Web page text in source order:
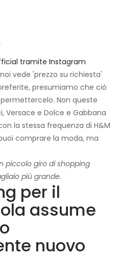
tramite Instagram
vede 'prezzo su richiesta'
presumiamo che ciò
Non queste
Versace e Dolce e Gabbana
la stessa frequenza di H&M
comprare la moda, ma
piccolo giro di shopping
più grande.
per il
assume
nuovo